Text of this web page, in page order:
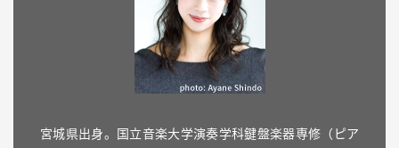
宮城県出身。国立音楽大学演奏学科鍵盤楽器専修（ピア